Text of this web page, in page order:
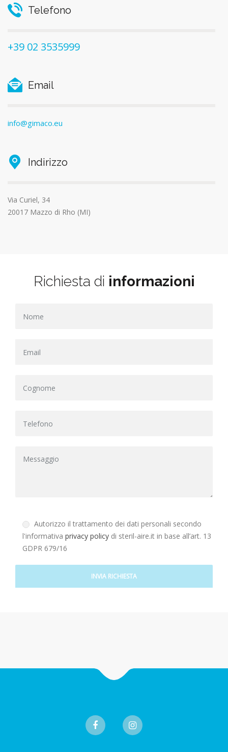
Telefono
+39 02 3535999
Email
info@gimaco.eu
Indirizzo
Via Curiel, 34
20017 Mazzo di Rho (MI)
Richiesta di informazioni
Autorizzo il trattamento dei dati personali secondo
l'informativa privacy policy di steril-aire.it in base all’art. 13
GDPR 679/16